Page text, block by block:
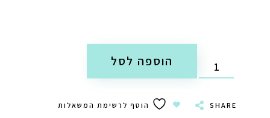
הוספה לסל
SHARE הוסף לרשימת המשאלות